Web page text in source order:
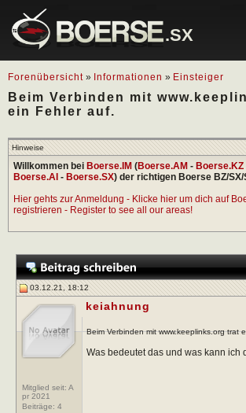
.SX
Forenübersicht » Informationen » Einsteiger
Beim Verbinden mit
ein Fehler auf.
Hinweise
Willkommen bei Boerse.IM (Boerse.AM - Boerse.KZ
Boerse.AI - Boerse.SX) der richtigen Boerse BZ/
Hier gehts zur Anmeldung - Klicke hier um dich auf
registrieren - Register to see all our areas!
03.12.21, 18:12
Mitglied seit: A
pr 2021
Beiträge: 4
keiahnung
Beim Verbinden mit www.keeplinks.org trat
Was bedeutet das und was kann ich